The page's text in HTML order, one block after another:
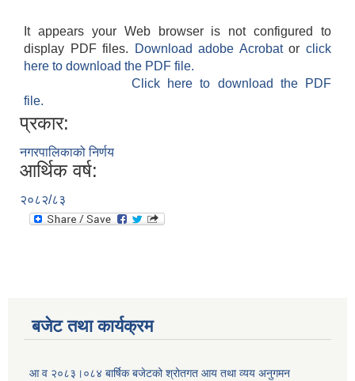
It appears your Web browser is not configured to
display PDF files.
Download adobe Acrobatorclick
here to download the PDF file.
Click here to download the PDF
file.
प्रकार:
नगरपालिकाको निर्णय
आर्थिक वर्ष:
२०८२/८३
बजेट तथा कार्यक्रम
आ व २०८३।०८४ बार्षिक बजेटको श्रोतगत आय तथा व्यय अनुगमन